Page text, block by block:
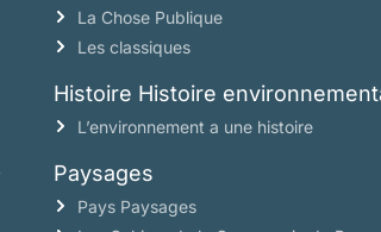
La Chose Publique
Les classiques
Histoire Histoire
L’environnement a une histoire
Paysages
Pays Paysages